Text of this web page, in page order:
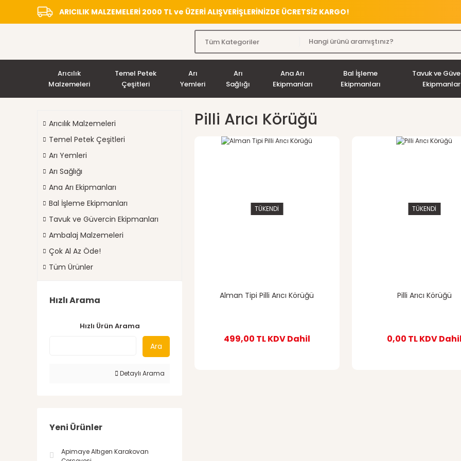
ARICILIK MALZEMELERİ 2000 TL ve ÜZERİ ALIŞVERİŞLERİNİZDE ÜCRETSİZ KARGO!
Arıcılık
Malzemeleri
Temel Petek
Çeşitleri
Arı
Yemleri
Arı
Sağlığı
Ana Arı
Ekipmanları
Bal İşleme
Ekipmanları
Tavuk ve
Arıcılık Malzemeleri
Temel Petek Çeşitleri
Arı Yemleri
Arı Sağlığı
Ana Arı Ekipmanları
Bal İşleme Ekipmanları
Tavuk ve Güvercin Ekipmanları
Ambalaj Malzemeleri
Çok Al Az Öde!
Tüm Ürünler
Hızlı Arama
Hızlı Ürün Arama
Ara
Detaylı Arama
Yeni Ürünler
Apimaye Altıgen Karakovan
Pilli Arıcı Körüğü
TÜKENDİ
Alman Tipi Pilli Arıcı Körüğü
499,00 TLKDV Dahil
TÜKENDİ
Pilli Arıcı Körüğü
0,00 TLKDV